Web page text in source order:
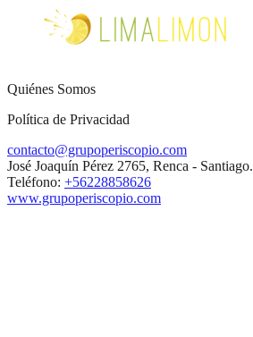
Quiénes Somos
Política de Privacidad
contacto@grupoperiscopio.com
José Joaquín Pérez 2765, Renca - Santiago.
Teléfono: +56228858626
www.grupoperiscopio.com